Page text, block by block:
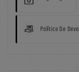
Política De